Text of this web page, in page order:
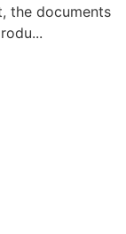
the documents